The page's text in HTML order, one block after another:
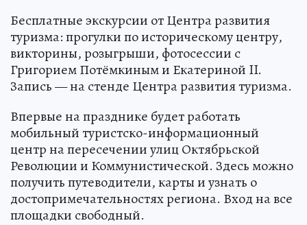
Бесплатные экскурсии от Центра развития
туризма: прогулки по историческому центру,
викторины, розыгрыши, фотосессии с
Григорием Потёмкиным и Екатериной II.
Запись — на стенде Центра развития туризма.
Впервые на празднике будет работать
мобильный туристско-информационный
центр на пересечении улиц Октябрьской
Революции и Коммунистической. Здесь можно
получить путеводители, карты и узнать о
достопримечательностях региона. Вход на все
площадки свободный.